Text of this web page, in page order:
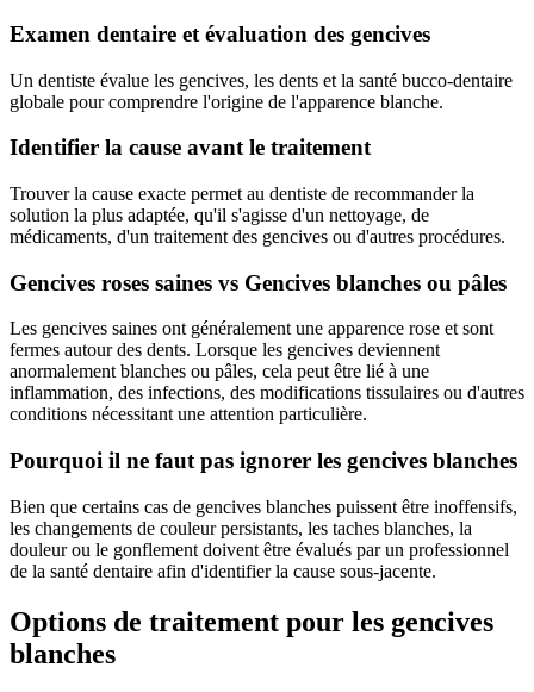
Examen dentaire et évaluation des gencives
Un dentiste évalue les gencives, les dents et la santé bucco-dentaire
globale pour comprendre l'origine de l'apparence blanche.
Identifier la cause avant le traitement
Trouver la cause exacte permet au dentiste de recommander la
solution la plus adaptée, qu'il s'agisse d'un nettoyage, de
médicaments, d'un traitement des gencives ou d'autres procédures.
Gencives roses saines vs Gencives blanches ou pâles
Les gencives saines ont généralement une apparence rose et sont
fermes autour des dents. Lorsque les gencives deviennent
anormalement blanches ou pâles, cela peut être lié à une
inflammation, des infections, des modifications tissulaires ou d'autres
conditions nécessitant une attention particulière.
Pourquoi il ne faut pas ignorer les gencives blanches
Bien que certains cas de gencives blanches puissent être inoffensifs,
les changements de couleur persistants, les taches blanches, la
douleur ou le gonflement doivent être évalués par un professionnel
de la santé dentaire afin d'identifier la cause sous-jacente.
Options de traitement pour les gencives
blanches